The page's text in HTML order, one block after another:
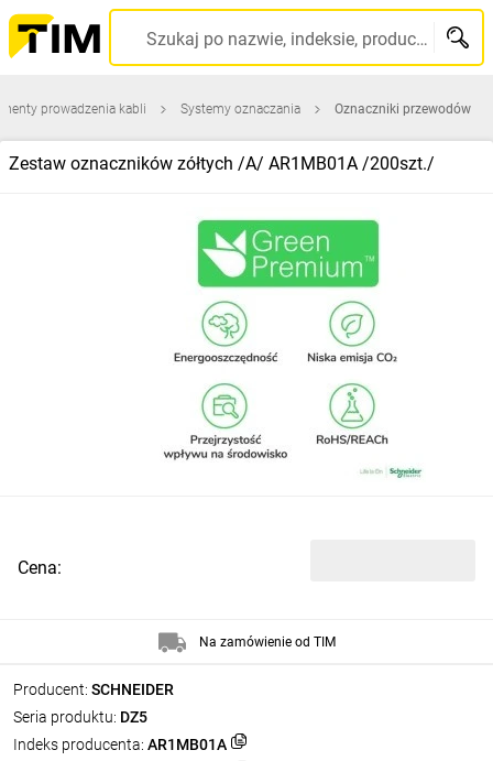
Szukaj po nazwie, indeksie, producencie, kodzie kreskowym...
prowadzenia kabli Systemy oznaczania Oznaczniki przewodów
Zestaw oznaczników zółtych /A/ AR1MB01A /200szt./
Producent: SCHNEIDER
Seria produktu: DZ5
Indeks producenta: AR1MB01A
Cena:
Na zamówienie od TIM